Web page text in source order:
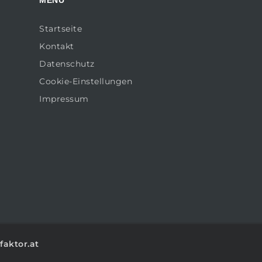
Startseite
Kontakt
Datenschutz
Cookie-Einstellungen
Impressum